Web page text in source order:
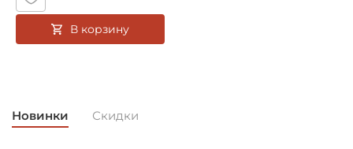
В корзину
Новинки Скидки